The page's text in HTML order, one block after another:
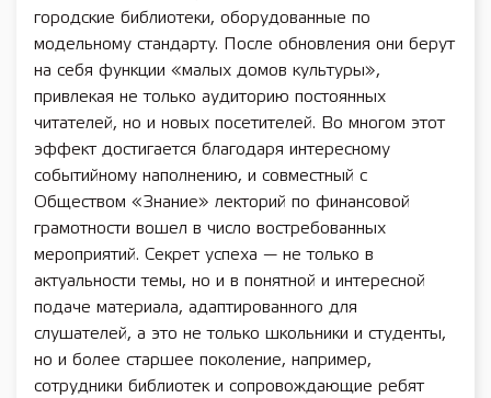
городские библиотеки, оборудованные по
модельному стандарту. После обновления они берут
на себя функции «малых домов культуры»,
привлекая не только аудиторию постоянных
читателей, но и новых посетителей. Во многом этот
эффект достигается благодаря интересному
событийному наполнению, и совместный с
Обществом «Знание» лекторий по финансовой
грамотности вошел в число востребованных
мероприятий. Секрет успеха — не только в
актуальности темы, но и в понятной и интересной
подаче материала, адаптированного для
слушателей, а это не только школьники и студенты,
но и более старшее поколение, например,
сотрудники библиотек и сопровождающие ребят